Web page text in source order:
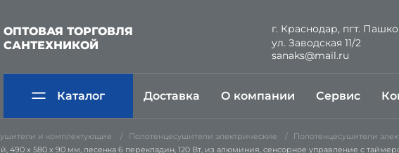
ОПТОВАЯ ТОРГОВЛЯ
САНТЕХНИКОЙ
г. Краснодар, пгт.
ул. Заводская 11/2
sanaks@mail.ru
Каталог Доставка О компании Сервис
и комплектующие Полотенцесушители электрические
Полотенцесушители
490 х 580 х 90 мм, лесенка 6 перекладин, 120 Вт, из алюминия, сенсорное управление с